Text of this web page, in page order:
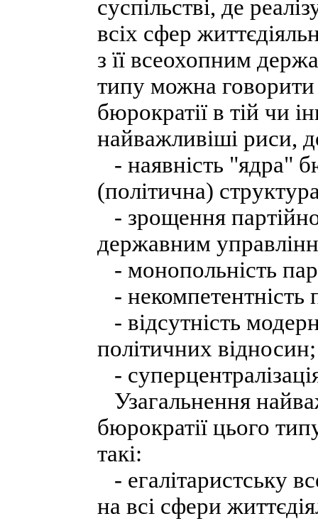
суспільстві, де
всіх сфер
з її всеохопним
типу можна говорити
бюрократії в тій чи
найважливіші риси,
- наявність "ядра"
(політична)
- зрощення
державним
- монопольність
- некомпетентність
- відсутність
політичних відносин;
-
Узагальнення
бюрократії цього
такі:
- егалітаристську
на всі сфери